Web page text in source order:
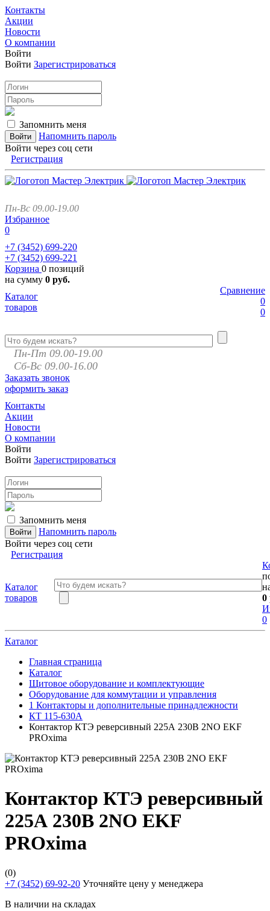
Контакты
Акции
Новости
О компании
Войти
Войти Зарегистрироваться
Запомнить меня
Напомнить пароль
Войти через соц сети
Регистрация
Пн-Вс 09.00-19.00
Избранное
0
+7 (3452) 699-220
+7 (3452) 699-221
Корзина 0 позиций
на сумму 0 руб.
Сравнение
0
0
Каталог
товаров
Пн-Пт 09.00-19.00
Сб-Вс 09.00-16.00
Заказать звонок
оформить заказ
Контакты
Акции
Новости
О компании
Войти
Войти Зарегистрироваться
Запомнить меня
Напомнить пароль
Войти через соц сети
Регистрация
Каталог
товаров
0
0
Каталог
Главная страница
Каталог
Щитовое оборудование и комплектующие
Оборудование для коммутации и управления
1 Контакторы и дополнительные принадлежности
КТ 115-630А
Контактор КТЭ реверсивный 225А 230В 2NO EKF
PROxima
Контактор КТЭ реверсивный
225А 230В 2NO EKF
PROxima
(0)
+7 (3452) 69-92-20 Уточняйте цену у менеджера
В наличии на складах